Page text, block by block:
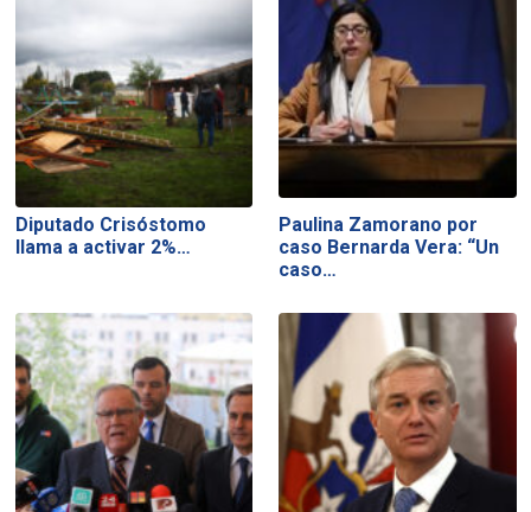
Diputado Crisóstomo
llama a activar 2%…
Paulina Zamorano por
caso Bernarda Vera: “Un
caso…